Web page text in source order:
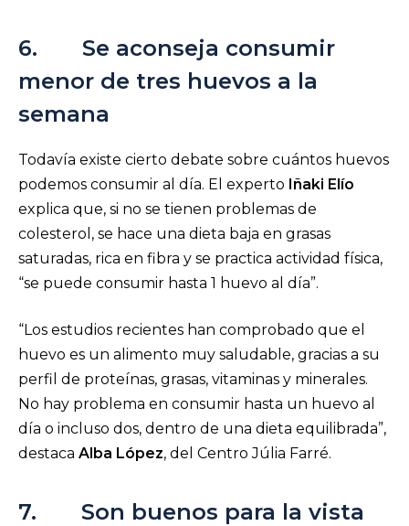
6. Se aconseja consumir
menor de tres huevos a la
semana
Todavía existe cierto debate sobre cuántos huevos
podemos consumir al día. El experto Iñaki Elío
explica que, si no se tienen problemas de
colesterol, se hace una dieta baja en grasas
saturadas, rica en fibra y se practica actividad física,
“se puede consumir hasta 1 huevo al día”.
“Los estudios recientes han comprobado que el
huevo es un alimento muy saludable, gracias a su
perfil de proteínas, grasas, vitaminas y minerales.
No hay problema en consumir hasta un huevo al
día o incluso dos, dentro de una dieta equilibrada”,
destaca Alba López, del Centro Júlia Farré.
7. Son buenos para la vista